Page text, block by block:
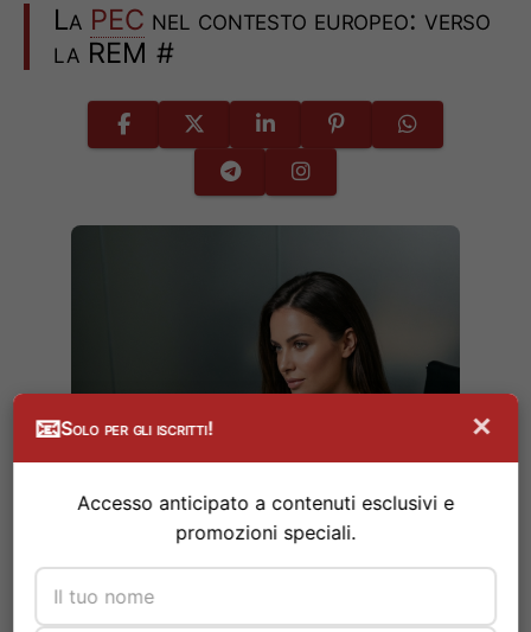
La PEC nel contesto europeo: verso
la REM #
📧Solo per gli iscritti! ×
Accesso anticipato a contenuti esclusivi e
promozioni speciali.